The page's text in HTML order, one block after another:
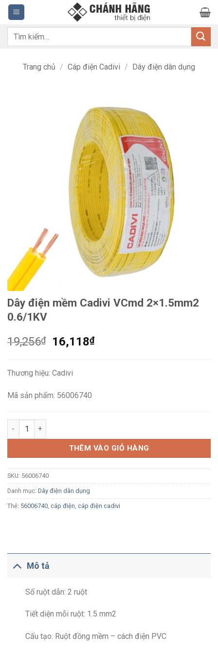
Bỏ
qua
nội
dung
Tìm
Trang chủ / Cáp điện Cadivi / Dây điện dân dụng
Dây điện mềm Cadivi VCmd 2×1.5mm2
0.6/1KV
19,256₫
Giá
19,256₫.
16,118₫Giá
Thương hiệu: Cadivi
Mã sản phẩm: 56006740
Dây điện mềm Cadivi VCmd 2x1.5mm2 0.6/1KV số lượng
THÊM VÀO GIỎ HÀNG
SKU: 56006740
Danh mục: Dây điện dân dụng
Thẻ: 56006740 cáp điện cáp điện cadivi
Mô tả
Số ruột dẫn: 2 ruột
Tiết diện mỗi ruột: 1.5 mm2
Cấu tạo: Ruột đồng mềm – cách điện PVC